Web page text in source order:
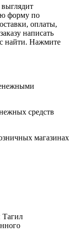
форму по
оплаты,
написать
найти. Нажмите
средств
магазинах
Тагил